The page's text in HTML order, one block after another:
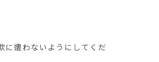
に遭わないようにしてくだ